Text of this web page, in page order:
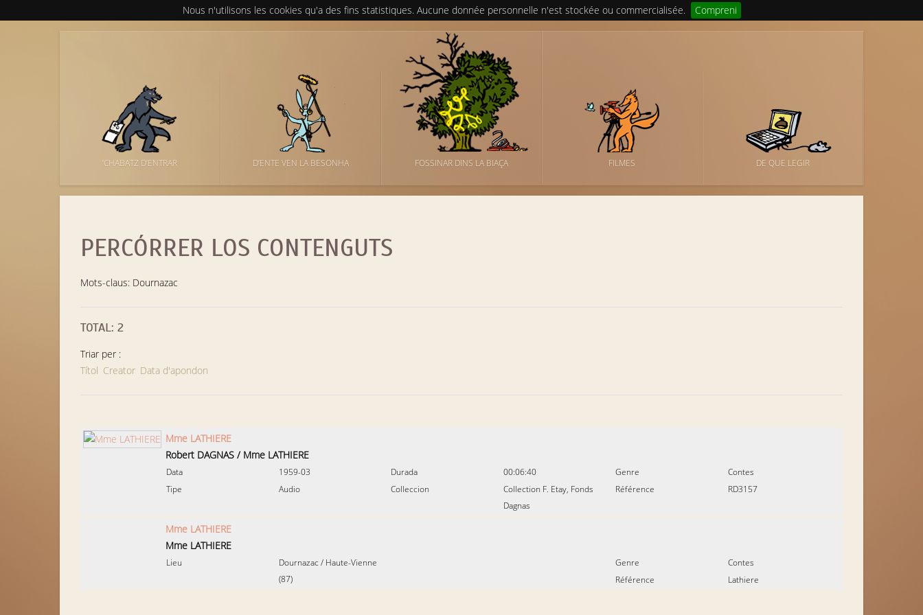
Nous n'utilisons les cookies qu'a des fins statistiques. Aucune donnée personnelle n'est stockée ou commercialisée. Compreni
’CHABATZ D’ENTRAR D’ENTE VEN LA BESONHA FOSSINAR DINS LA BIAÇA FILMES DE QUE LEGIR
PERCÓRRER LOS CONTENGUTS
Mots-claus: Dournazac
TOTAL: 2
Triar per :
Títol Creator Data d'apondon
Mme LATHIERE
Robert DAGNAS / Mme LATHIERE
Data
1959-03
Tipe
Audio
Durada
00:06:40
Colleccion
Collection F. Etay, Fonds
Dagnas
Genre
Contes
Référence
RD3157
Mme LATHIERE
Mme LATHIERE
Lieu Dournazac/ Haute-Vienne
(87)
Genre
Contes
Référence
Lathiere